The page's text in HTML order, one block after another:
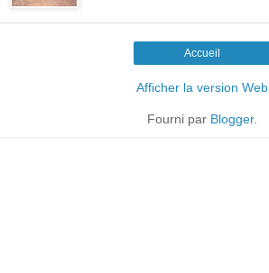
Accueil
Afficher la version Web
Fourni par Blogger.